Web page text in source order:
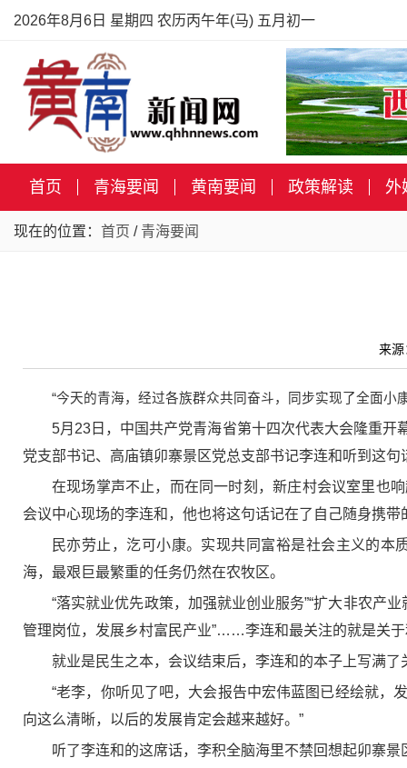
2026年8月6日 星期四 农历丙午年(马) 五月初一
首页 青海要闻 黄南要闻 政策解读 外
现在的位置： 首页 / 青海要闻
来
“今天的青海，经过各族群众共同奋斗，同步实现了全面小
5月23日，中国共产党青海省第十四次代表大会隆重
党支部书记、高庙镇卯寨景区党总支部书记李连和听到这
在现场掌声不止，而在同一时刻，新庄村会议室里也
会议中心现场的李连和，他也将这句话记在了自己随身携带
民亦劳止，汔可小康。实现共同富裕是社会主义的
海，最艰巨最繁重的任务仍然在农牧区。
“落实就业优先政策，加强就业创业服务”“扩大非农产
管理岗位，发展乡村富民产业”……李连和最关注的就是关
就业是民生之本，会议结束后，李连和的本子上写满
“老李，你听见了吧，大会报告中宏伟蓝图已经绘就，
向这么清晰，以后的发展肯定会越来越好。”
听了李连和的这席话，李积全脑海里不禁回想起卯寨